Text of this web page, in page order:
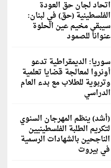
اتحاد لجان حق العودة
الفلسطينية (حق) في لبنان:
سيبقى مخيم عين الحلوة
عنواناً للصمود
سوريا: الديمقراطية تدعو
أونروا لمعالجة قضايا تعلمية
وتربوية للطلاب مع بدء العام
الدراسي
(أشد) ينظم المهرجان السنوي
لتكريم الطلبة الفلسطينيين
الناجحين بالشهادات الرسمية
في بيروت